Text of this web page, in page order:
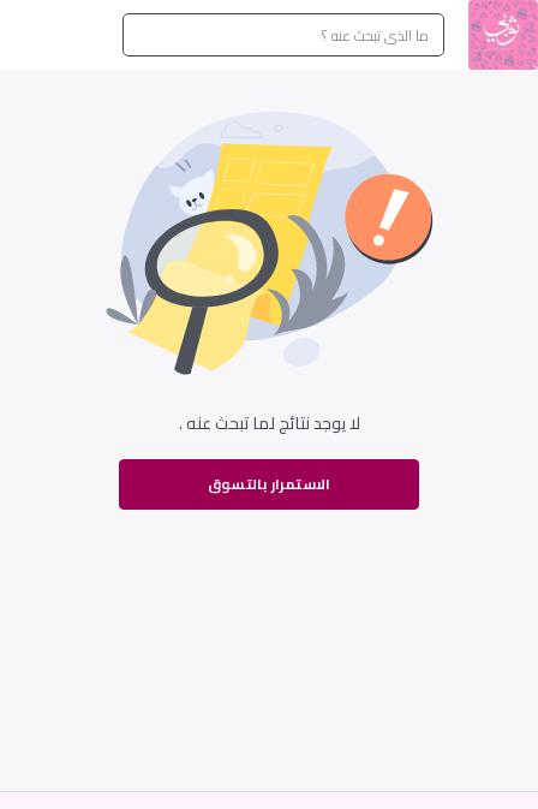
لا يوجد نتائج لما تبحث عنه .
الاستمرار بالتسوق